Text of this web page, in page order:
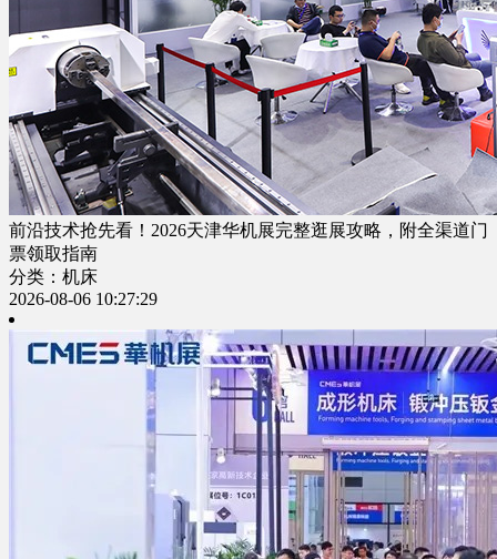
前沿技术抢先看！2026天津华机展完整逛展攻略，附全渠道门
票领取指南
分类：机床
2026-08-06 10:27:29